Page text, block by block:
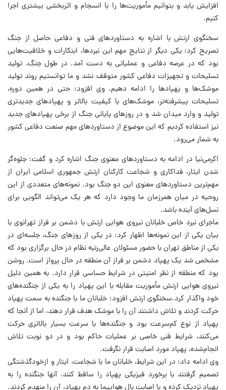
افزایش یابد و بتوانیم مأموریت‌ها را با انسجام و اثربخشی بیشتری اجرا
کنیم.
سخنگوی ارتش با اشاره به دستاوردهای فنی و دفاعی حاصل از جنگ
تصریح کرد: یکی دیگر از نتایج مهم این نبردها، ابتکارات و خلاقیت‌هایی
بود که در عرصه دفاعی و عملیاتی به دست آمد. در طول جنگ، تولید
تسلیحات و تجهیزات دفاعی کشور متوقف نشد و ما توانستیم روند تولید
موشک‌ها و پهپادها را ادامه دهیم. وی افزود: حتی در همین دوره،
تسلیحات پیشرفته‌تر، موشک‌های با کیفیت بالاتر و پهپادهای جدیدتری
تولید و وارد میدان شد و در روزهای پایانی جنگ از برخی پهپادهای جدید
نیز استفاده کردیم که این موضوع از دستاوردهای مهم صنعت دفاعی کشور
به شمار می‌رود.
اکرمی‌نیا در ادامه به دستاوردهای معنوی جنگ اشاره کرد و گفت: جلوه‌گر
شدن ایثار، فداکاری و شجاعت کارکنان ارتش جمهوری اسلامی ایران از
مهم‌ترین دستاوردهای معنوی این دو جنگ بود. نمونه‌های متعددی از این
روحیه در میان همرزمان ما وجود دارد که هر یک می‌تواند الگویی برای
نسل‌های آینده باشد.
ماجرای نبرد خاص خلبانان نیروی هوایی ارتش با دشمن بر فراز تهرانوی با
بیان یکی از این نمونه‌ها اظهار کرد: در یکی از روزهای جنگ، جلسه‌ای در
یکی از مناطق تهران با حضور مسئولان عالی‌رتبه نظام در حال برگزاری بود که
مشخص شد یک پهپاد دشمن بر فراز آن منطقه در حال پرواز است. روشن
بود که منطقه از نظر امنیتی در شرایط حساسی قرار دارد. به همین دلیل
نیروی هوایی ارتش مأموریت مقابله با این پهپاد را به یکی از جنگنده‌های
خود واگذار کرد.سخنگوی ارتش افزود: خلبانان ما با جنگنده به سمت پهپاد
حرکت کردند و تلاش داشتند آن را با موشک هدف قرار دهند، اما از آنجا که
پهپاد از نوع کم‌سرعت بود و جنگنده‌ها با سرعت بسیار بالاتری حرکت
می‌کنند، شرایط فنی خاصی بر عملیات حاکم بود و در دو نوبت تلاش
انجام‌شده، پهپاد مورد اصابت قرار نگرفت.
وی ادامه داد: در این شرایط، خلبانان ما با شجاعت، ایثار و ازخودگذشتگی
تصمیم گرفتند با برخورد فیزیکی پهپاد را ساقط کنند. آنها جنگنده را به
پهپاد نزدیک کرده و با اصابت بال هواپیما به دم پهپاد، آن را منهدم کردند.